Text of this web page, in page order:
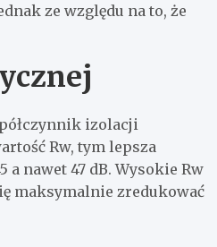
ze względu na to, że
izolacji
Rw, tym lepsza
nawet 47 dB. Wysokie Rw
maksymalnie zredukować